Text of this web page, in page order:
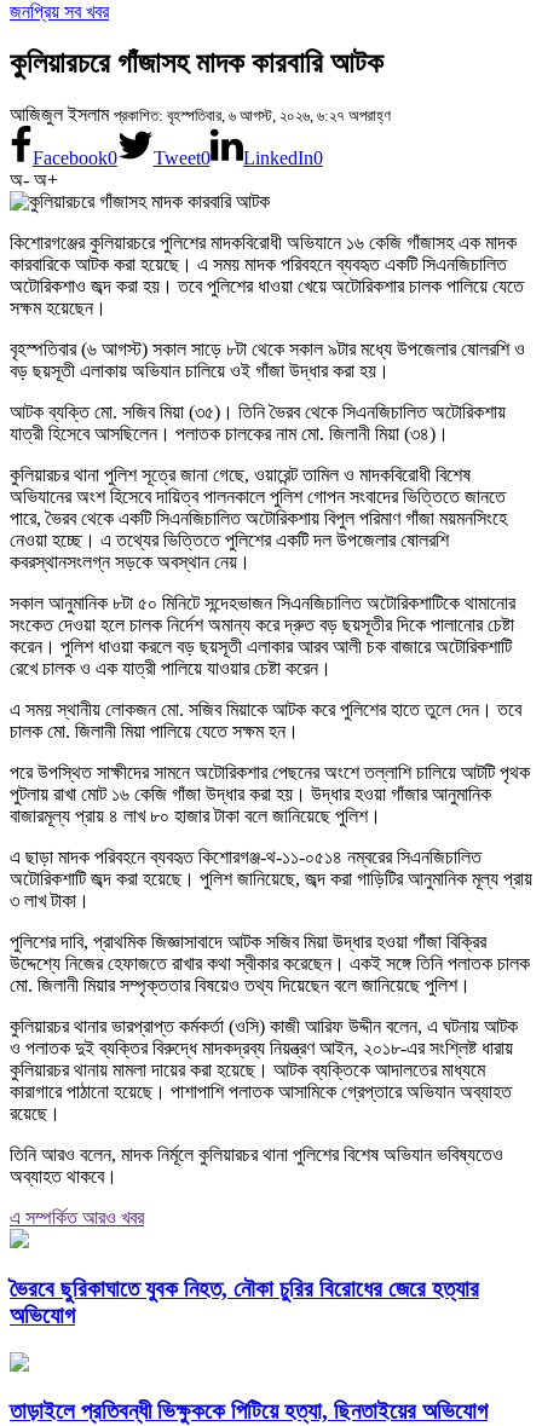
জনপ্রিয় সব খবর
কুলিয়ারচরে গাঁজাসহ মাদক কারবারি আটক
আজিজুল ইসলাম প্রকাশিত: বৃহস্পতিবার, ৬ আগস্ট, ২০২৬, ৬:২৭ অপরাহ্ণ
Facebook0 Tweet0 LinkedIn0
অ- অ+
কিশোরগঞ্জের কুলিয়ারচরে পুলিশের মাদকবিরোধী অভিযানে ১৬ কেজি গাঁজাসহ এক মাদক
কারবারিকে আটক করা হয়েছে। এ সময় মাদক পরিবহনে ব্যবহৃত একটি সিএনজিচালিত
অটোরিকশাও জব্দ করা হয়। তবে পুলিশের ধাওয়া খেয়ে অটোরিকশার চালক পালিয়ে যেতে
সক্ষম হয়েছেন।
বৃহস্পতিবার (৬ আগস্ট) সকাল সাড়ে ৮টা থেকে সকাল ৯টার মধ্যে উপজেলার ষোলরশি ও
বড় ছয়সূতী এলাকায় অভিযান চালিয়ে ওই গাঁজা উদ্ধার করা হয়।
আটক ব্যক্তি মো. সজিব মিয়া (৩৫)। তিনি ভৈরব থেকে সিএনজিচালিত অটোরিকশায়
যাত্রী হিসেবে আসছিলেন। পলাতক চালকের নাম মো. জিলানী মিয়া (৩৪)।
কুলিয়ারচর থানা পুলিশ সূত্রে জানা গেছে, ওয়ারেন্ট তামিল ও মাদকবিরোধী বিশেষ
অভিযানের অংশ হিসেবে দায়িত্ব পালনকালে পুলিশ গোপন সংবাদের ভিত্তিতে জানতে
পারে, ভৈরব থেকে একটি সিএনজিচালিত অটোরিকশায় বিপুল পরিমাণ গাঁজা ময়মনসিংহে
নেওয়া হচ্ছে। এ তথ্যের ভিত্তিতে পুলিশের একটি দল উপজেলার ষোলরশি
কবরস্থানসংলগ্ন সড়কে অবস্থান নেয়।
সকাল আনুমানিক ৮টা ৫০ মিনিটে সন্দেহভাজন সিএনজিচালিত অটোরিকশাটিকে থামানোর
সংকেত দেওয়া হলে চালক নির্দেশ অমান্য করে দ্রুত বড় ছয়সূতীর দিকে পালানোর চেষ্টা
করেন। পুলিশ ধাওয়া করলে বড় ছয়সূতী এলাকার আরব আলী চক বাজারে অটোরিকশাটি
রেখে চালক ও এক যাত্রী পালিয়ে যাওয়ার চেষ্টা করেন।
এ সময় স্থানীয় লোকজন মো. সজিব মিয়াকে আটক করে পুলিশের হাতে তুলে দেন। তবে
চালক মো. জিলানী মিয়া পালিয়ে যেতে সক্ষম হন।
পরে উপস্থিত সাক্ষীদের সামনে অটোরিকশার পেছনের অংশে তল্লাশি চালিয়ে আটটি পৃথক
পুটলায় রাখা মোট ১৬ কেজি গাঁজা উদ্ধার করা হয়। উদ্ধার হওয়া গাঁজার আনুমানিক
বাজারমূল্য প্রায় ৪ লাখ ৮০ হাজার টাকা বলে জানিয়েছে পুলিশ।
এ ছাড়া মাদক পরিবহনে ব্যবহৃত কিশোরগঞ্জ-থ-১১-০৫১৪ নম্বরের সিএনজিচালিত
অটোরিকশাটি জব্দ করা হয়েছে। পুলিশ জানিয়েছে, জব্দ করা গাড়িটির আনুমানিক মূল্য প্রায়
৩ লাখ টাকা।
পুলিশের দাবি, প্রাথমিক জিজ্ঞাসাবাদে আটক সজিব মিয়া উদ্ধার হওয়া গাঁজা বিক্রির
উদ্দেশ্যে নিজের হেফাজতে রাখার কথা স্বীকার করেছেন। একই সঙ্গে তিনি পলাতক চালক
মো. জিলানী মিয়ার সম্পৃক্ততার বিষয়েও তথ্য দিয়েছেন বলে জানিয়েছে পুলিশ।
কুলিয়ারচর থানার ভারপ্রাপ্ত কর্মকর্তা (ওসি) কাজী আরিফ উদ্দীন বলেন, এ ঘটনায় আটক
ও পলাতক দুই ব্যক্তির বিরুদ্ধে মাদকদ্রব্য নিয়ন্ত্রণ আইন, ২০১৮-এর সংশ্লিষ্ট ধারায়
কুলিয়ারচর থানায় মামলা দায়ের করা হয়েছে। আটক ব্যক্তিকে আদালতের মাধ্যমে
কারাগারে পাঠানো হয়েছে। পাশাপাশি পলাতক আসামিকে গ্রেপ্তারে অভিযান অব্যাহত
রয়েছে।
তিনি আরও বলেন, মাদক নির্মূলে কুলিয়ারচর থানা পুলিশের বিশেষ অভিযান ভবিষ্যতেও
অব্যাহত থাকবে।
এ সম্পর্কিত আরও খবর
ভৈরবে ছুরিকাঘাতে যুবক নিহত, নৌকা চুরির বিরোধের জেরে হত্যার
অভিযোগ
তাড়াইলে প্রতিবন্ধী ভিক্ষুককে পিটিয়ে হত্যা, ছিনতাইয়ের অভিযোগ